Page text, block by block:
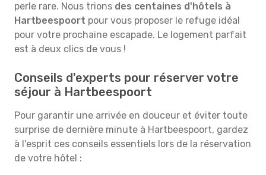
perle rare. Nous trions des centaines d'hôtels à
Hartbeespoort pour vous proposer le refuge idéal
pour votre prochaine escapade. Le logement parfait
est à deux clics de vous !
Conseils d'experts pour réserver votre
séjour à Hartbeespoort
Pour garantir une arrivée en douceur et éviter toute
surprise de dernière minute à Hartbeespoort, gardez
à l'esprit ces conseils essentiels lors de la réservation
de votre hôtel :